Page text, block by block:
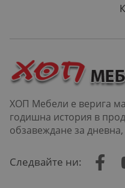
ХОП Мебели е верига
годишна история в продажбата на мебели, кухни,
обзавеждане за
Следвайте ни: